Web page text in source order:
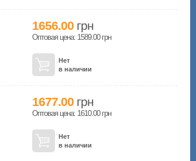
1656.00 грн
Оптовая цена: 1589.00 грн
Нет
в наличии
1677.00 грн
Оптовая цена: 1610.00 грн
Нет
в наличии